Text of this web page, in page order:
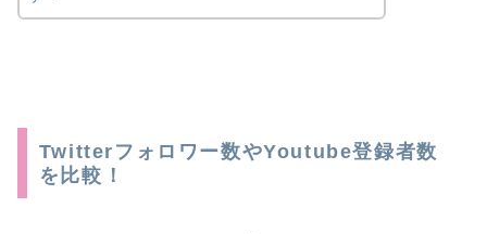
Twitterフォロワー数やYoutube登録者数
を比較！